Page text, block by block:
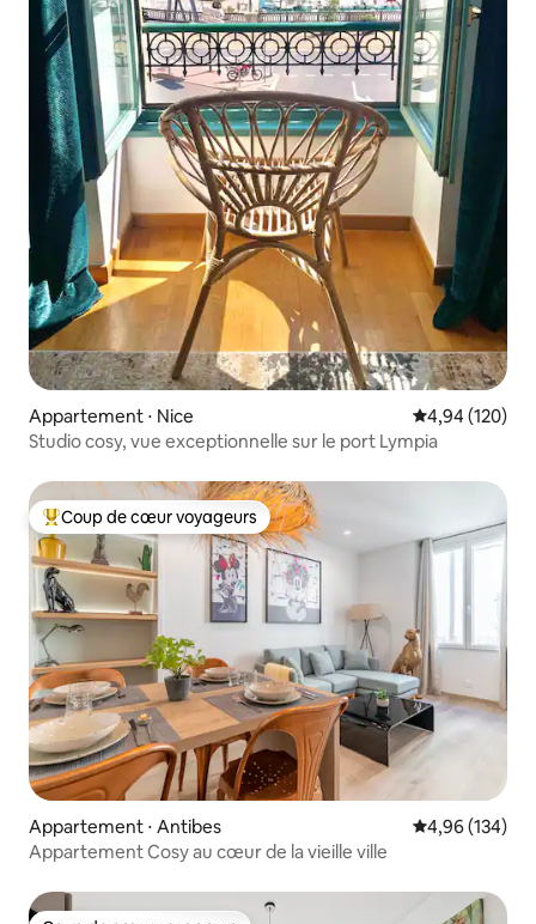
Appartement ⋅ Nice Évaluation
4,94 (120)
Studio cosy, vue exceptionnelle sur le port Lympia
Coups de cœur voyageurs les plus appréciés
Coup de cœur voyageurs
Appartement ⋅ Antibes Évaluation
4,96 (134)
Appartement Cosy au cœur de la vieille ville